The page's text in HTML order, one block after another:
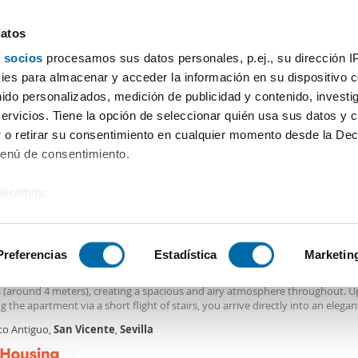
socios procesamos sus datos personales, p.ej., su dirección
para almacenar y acceder la información en su dispositivo
personalizados, medición de publicidad y contenido,
Tiene la opción de seleccionar quién usa sus datos y
retirar su consentimiento en cualquier momento desde la
de consentimiento.
analizándolo activamente para buscar características
cómo se procesan sus datos personales y establezca
de datos. Puede cambiar o retirar su consentimiento en
Estadística
Habitaciones Más filtros - 2
pisos San Vicente Sevilla
piso aire acondicionado Casco antiguo
(around 4 meters), creating a spacious and airy atmosphere throughout.
the apartment via a short flight of stairs, you arrive directly into an
and tv. The kitchen, integrated into the same space, is fully equipped and
standard. The sleeping area offers two generous single beds (1.05 x 2.00
Antiguo,San Vicente,Sevilla